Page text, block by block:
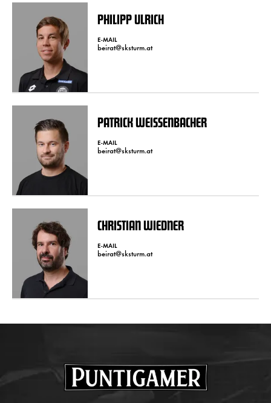
PHILIPP ULRICH
E-MAIL
beirat@sksturm.at
PATRICK WEISSENBACHER
E-MAIL
beirat@sksturm.at
CHRISTIAN WIEDNER
E-MAIL
beirat@sksturm.at